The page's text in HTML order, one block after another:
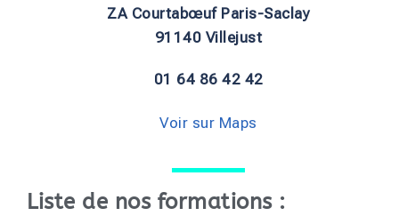
ZA Courtabœuf Paris-Saclay
91140 Villejust
01 64 86 42 42
Voir sur Maps
Liste de nos formations :